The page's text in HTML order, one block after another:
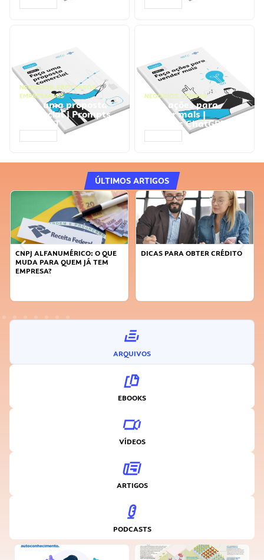
NEGÓCIOS, PROCESSOS
EMPRESARIAIS
Faça uma proposta
comercial | Prompts
ChatGPT
NEGÓCIOS, VENDAS
Faça ações para
vender mais |
Prompts ChatGPT
ÚLTIMOS ARTIGOS
CNPJ ALFANUMÉRICO: O QUE
MUDA PARA QUEM JÁ TEM
EMPRESA?
DICAS PARA OBTER CRÉDITO
ARQUIVOS
EBOOKS
VÍDEOS
ARTIGOS
PODCASTS